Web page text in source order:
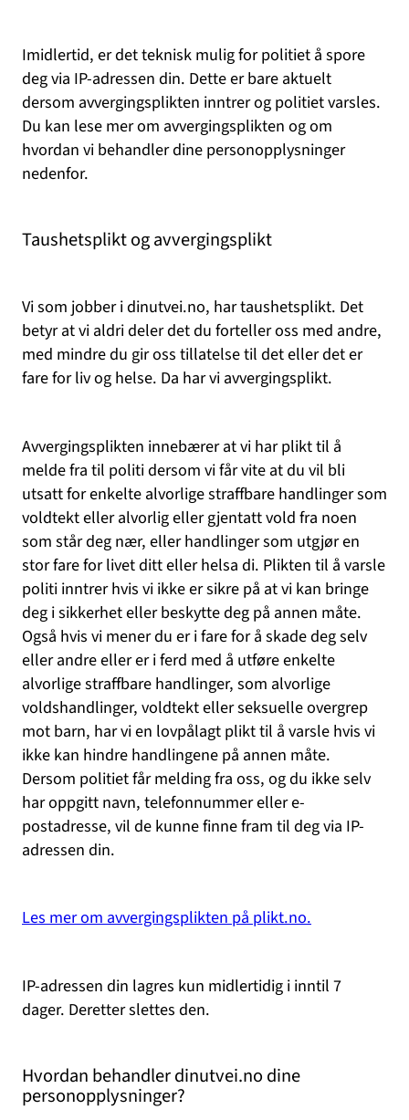
Imidlertid, er det teknisk mulig for politiet å spore
deg via IP-adressen din. Dette er bare aktuelt
dersom avvergingsplikten inntrer og politiet varsles.
Du kan lese mer om avvergingsplikten og om
hvordan vi behandler dine personopplysninger
nedenfor.
Taushetsplikt og avvergingsplikt
Vi som jobber i dinutvei.no, har taushetsplikt. Det
betyr at vi aldri deler det du forteller oss med andre,
med mindre du gir oss tillatelse til det eller det er
fare for liv og helse. Da har vi avvergingsplikt.
Avvergingsplikten innebærer at vi har plikt til å
melde fra til politi dersom vi får vite at du vil bli
utsatt for enkelte alvorlige straffbare handlinger som
voldtekt eller alvorlig eller gjentatt vold fra noen
som står deg nær, eller handlinger som utgjør en
stor fare for livet ditt eller helsa di. Plikten til å varsle
politi inntrer hvis vi ikke er sikre på at vi kan bringe
deg i sikkerhet eller beskytte deg på annen måte.
Også hvis vi mener du er i fare for å skade deg selv
eller andre eller er i ferd med å utføre enkelte
alvorlige straffbare handlinger, som alvorlige
voldshandlinger, voldtekt eller seksuelle overgrep
mot barn, har vi en lovpålagt plikt til å varsle hvis vi
ikke kan hindre handlingene på annen måte.
Dersom politiet får melding fra oss, og du ikke selv
har oppgitt navn, telefonnummer eller e-
postadresse, vil de kunne finne fram til deg via IP-
adressen din.
Les mer om avvergingsplikten på plikt.no.
IP-adressen din lagres kun midlertidig i inntil 7
dager. Deretter slettes den.
Hvordan behandler dinutvei.no dine
personopplysninger?